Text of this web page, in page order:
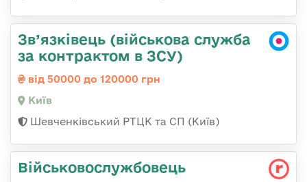
Зв’язківець (військова служба
за контрактом в ЗСУ)
від 50000 до 120000 грн
Київ
Шевченківський РТЦК та СП (Київ)
Військовослужбовець